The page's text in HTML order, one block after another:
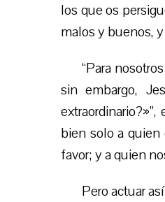
los que os
malos y buenos,
“Para
sin embargo,
bien solo a
favor; y a quien
Pero actuar